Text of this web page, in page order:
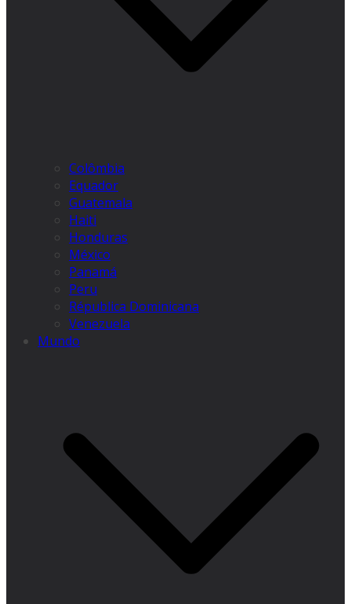
Colômbia
Equador
Guatemala
Haiti
Honduras
México
Panamá
Peru
Républica Dominicana
Venezuela
Mundo